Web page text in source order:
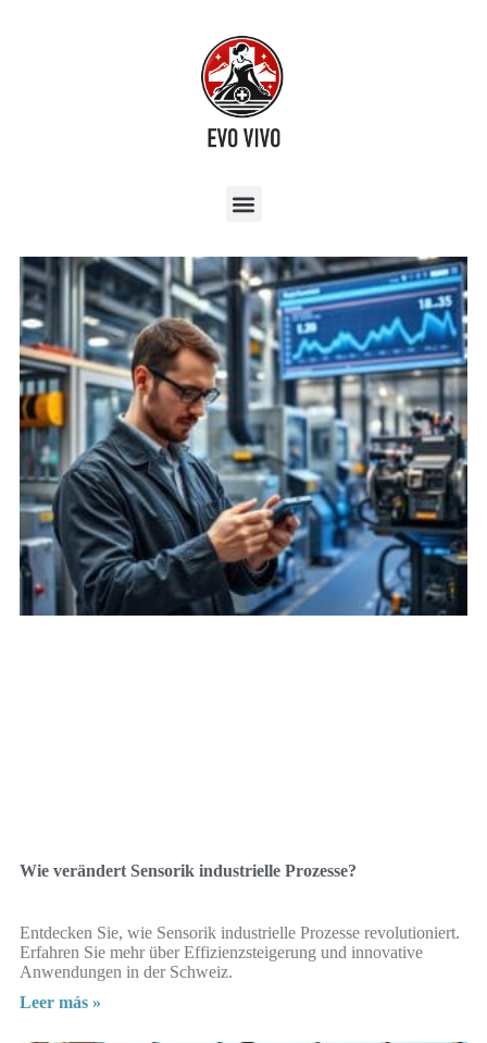
Wie verändert Sensorik industrielle Prozesse?
Entdecken Sie, wie Sensorik industrielle Prozesse revolutioniert.
Erfahren Sie mehr über Effizienzsteigerung und innovative
Anwendungen in der Schweiz.
Leer más »